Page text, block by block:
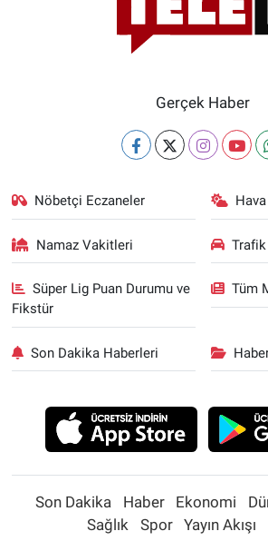
Gerçek Haber
Nöbetçi Eczaneler
Namaz Vakitleri
Süper Lig Puan Durumu ve
Fikstür
Tüm
Son Dakika Haberleri
Son Dakika Haber Ekonomi
Sağlık
Spor Yayın Akışı